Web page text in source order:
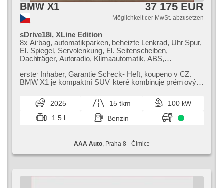
BMW X1 37 175 EUR
Möglichkeit der MwSt. abzusetzen
sDrive18i, XLine Edition
8x Airbag, automatikparken, beheizte Lenkrad, Uhr Spur,
El. Spiegel, Servolenkung, El. Seitenscheiben,
Dachträger, Autoradio, Klimaautomatik, ABS,
Bordcomputer, El. Klappspiegel, Elektronisches
Stabilitätsprogramm (ESP), beheizte Sitze, Ledersitze,
Reifendrucksensor, USB, Automatikgetriebe
erster Inhaber,​ Garantie Scheck​- Heft,​ koupeno v CZ.
BMW X1 je kompaktní SUV,​ které kombinuje prémiový
2025 15 tkm
100 kW
1.5 l
Benzin
AAA Auto, Praha 8 - Čimice